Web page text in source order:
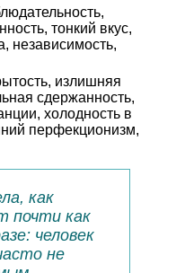
тонкий вкус,
независимость,
излишняя
сдержанность,
холодность в
перфекционизм,
как
почти как
человек
не